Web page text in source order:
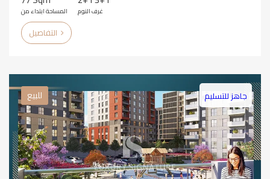
المساحة ابتداء من غرف النوم
للبيع جاهز للتسليم